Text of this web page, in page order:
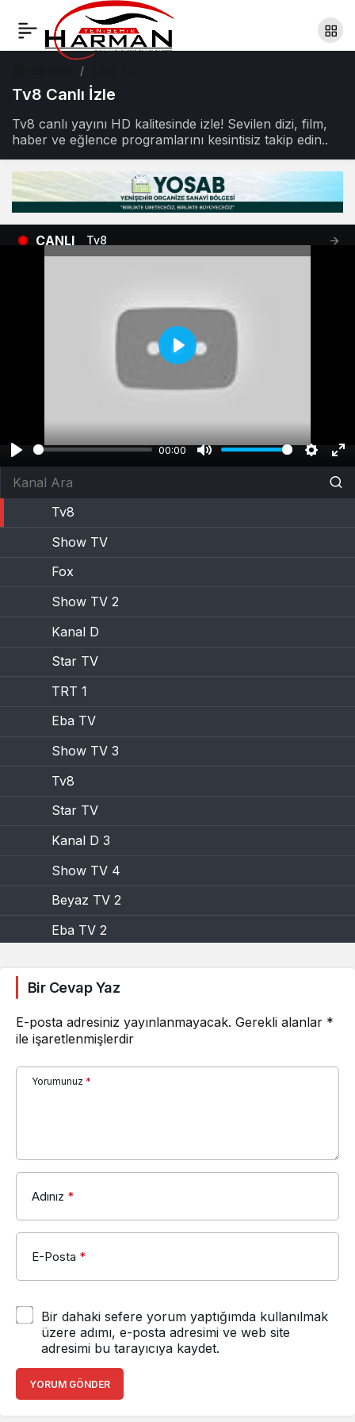
Tv8 Canlı İzle
Tv8 canlı yayını HD kalitesinde izle! Sevilen dizi, film,
haber ve eğlence programlarını kesintisiz takip edin..
CANLI Tv8
Play
00:00
Mute
Play
Tv8
Show TV
Fox
Show TV 2
Kanal D
Star TV
TRT 1
Eba TV
Show TV 3
Tv8
Star TV
Kanal D 3
Show TV 4
Beyaz TV 2
Eba TV 2
Beyaz TV 3
Kanal 7
Beyaz TV 4
Bir Cevap Yaz
E-posta adresiniz yayınlanmayacak. Gerekli alanlar *
ile işaretlenmişlerdir
Yorumunuz *
Adınız *
E-Posta *
Bir dahaki sefere yorum yaptığımda kullanılmak
üzere adımı, e-posta adresimi ve web site
adresimi bu tarayıcıya kaydet.
YORUM GÖNDER